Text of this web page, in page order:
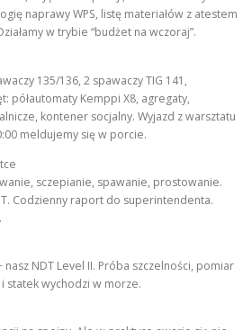
naprawy WPS, listę materiałów z atestem
w trybie “budżet na wczoraj”.
135/136, 2 spawaczy TIG 141,
półautomaty Kemppi X8, agregaty,
kontener socjalny. Wyjazd z warsztatu
meldujemy się w porcie.
sczepianie, spawanie, prostowanie.
Codzienny raport do superintendenta.
NDT Level II. Próba szczelności, pomiar
statek wychodzi w morze.